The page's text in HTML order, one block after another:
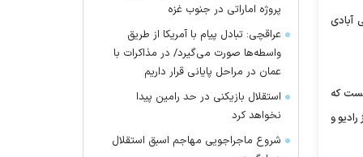
آبادی
که
و
پروژه اماراتی در جنوب غزه
عراقچی: تبادل پیام با آمریکا از طریق
واسطه‌ها صورت می‌گیرد/ در مذاکرات با
عمان در مراحل پایانی قرار داریم
استقلال بازیکنی در حد رامین پیدا
نخواهد کرد
شروع ماجراجویی مهاجم اسبق استقلال